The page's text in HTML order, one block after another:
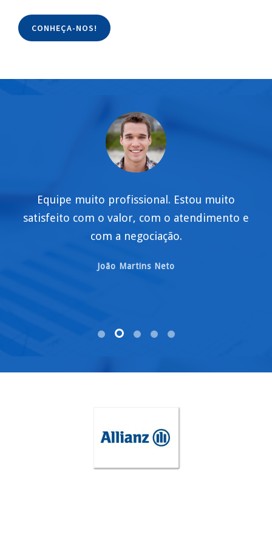
CONHEÇA-NOS!
Equipe muito profissional. Estou muito
satisfeito com o valor, com o atendimento e
com a negociação.
João Martins Neto